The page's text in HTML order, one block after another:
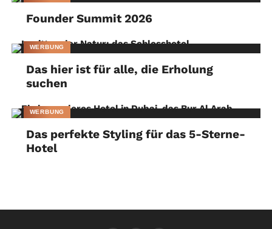
Founder Summit 2026
WERBUNG
Das hier ist für alle, die Erholung
suchen
WERBUNG
Das perfekte Styling für das 5-Sterne-
Hotel